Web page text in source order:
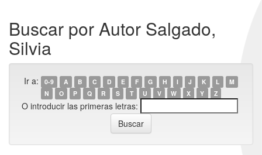
Buscar por Autor Salgado,
Silvia
Ir a: 0-9 A B C D E F G H I J K L
M
N
O P Q R S T U V W X Y Z
O introducir las primeras letras: